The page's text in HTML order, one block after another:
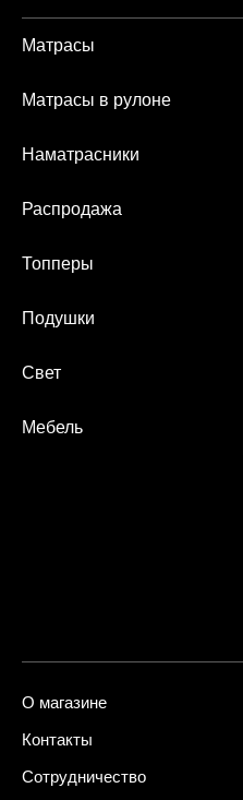
Матрасы
Матрасы в рулоне
Наматрасники
Распродажа
Топперы
Подушки
Свет
Мебель
О магазине
Контакты
Сотрудничество